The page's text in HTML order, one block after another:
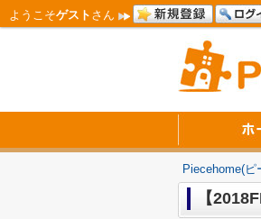
ようこそゲスト さん
Piecehome(ピ
【